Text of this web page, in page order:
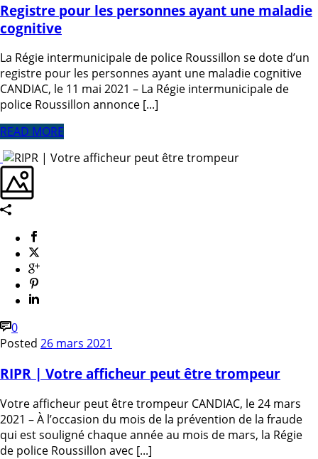
Registre pour les personnes ayant une maladie
cognitive
La Régie intermunicipale de police Roussillon se dote d’un
registre pour les personnes ayant une maladie cognitive
CANDIAC, le 11 mai 2021 – La Régie intermunicipale de
police Roussillon annonce [...]
READ MORE
0
Posted 26 mars 2021
RIPR | Votre afficheur peut être trompeur
Votre afficheur peut être trompeur CANDIAC, le 24 mars
2021 – À l’occasion du mois de la prévention de la fraude
qui est souligné chaque année au mois de mars, la Régie
de police Roussillon avec [...]